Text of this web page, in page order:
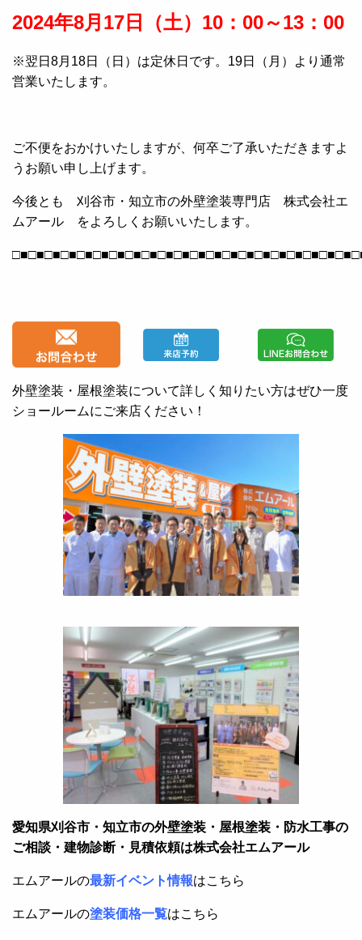
2024年8月17日（土）10：00～13：00
※翌日8月18日（日）は定休日です。19日（月）より通常
営業いたします。
ご不便をおかけいたしますが、何卒ご了承いただきますよ
うお願い申し上げます。
今後とも 刈谷市・知立市の外壁塗装専門店 株式会社エ
ムアール をよろしくお願いいたします。
外壁塗装・屋根塗装について詳しく知りたい方はぜひ一度
ショールームにご来店ください！
愛知県刈谷市・知立市の外壁塗装・屋根塗装・防水工事の
ご相談・建物診断・見積依頼は株式会社エムアール
エムアールの最新イベント情報はこちら
エムアールの塗装価格一覧はこちら